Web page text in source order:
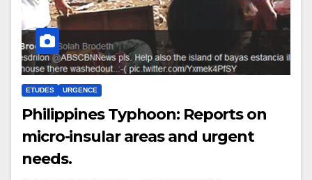
ETUDES URGENCE
Philippines Typhoon: Reports on
micro-insular areas and urgent
needs.